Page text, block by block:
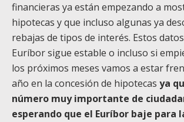
financieras ya están empezando a
hipotecas y que incluso algunas ya
rebajas de tipos de interés. Estos
Euríbor sigue estable o incluso si
los próximos meses vamos a estar
año en la concesión de hipotecas ya
número muy importante de
esperando que el Euríbor baje para